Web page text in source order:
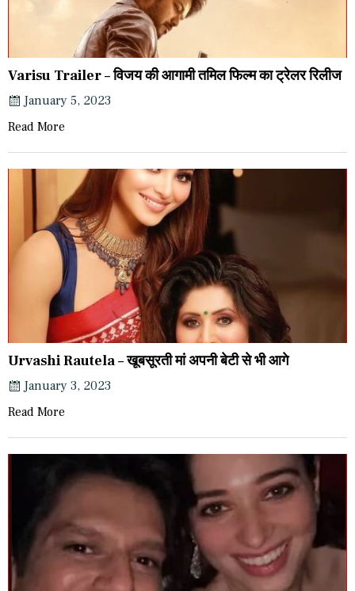
Varisu Trailer – विजय की आगामी तमिल फिल्म का ट्रेलर रिलीज
January 5, 2023
Read More
Urvashi Rautela – खूबसूरती मां अपनी बेटी से भी आगे
January 3, 2023
Read More